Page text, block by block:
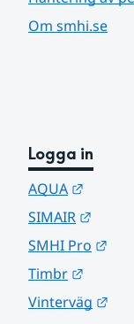
Om smhi.se
Logga in
AQUA
SIMAIR
SMHI Pro
Timbr
Vinterväg